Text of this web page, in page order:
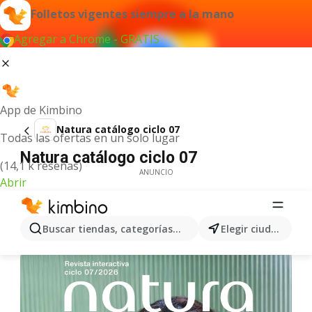
Folletos vigentes siempre a la mano
Agregar a Chrome - GRATIS
App de Kimbino
Todas las ofertas en un solo lugar
(14,1 k reseñas)
Abrir
Buscar tiendas, categorías, productos... Elegir ciudad
Natura catálogo ciclo 07
Natura catálogo ciclo 07
ANUNCIO